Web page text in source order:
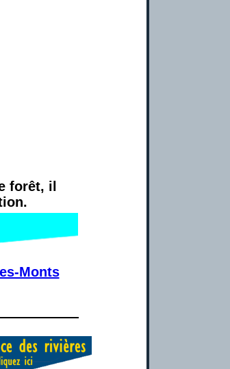
forêt, il
Monts